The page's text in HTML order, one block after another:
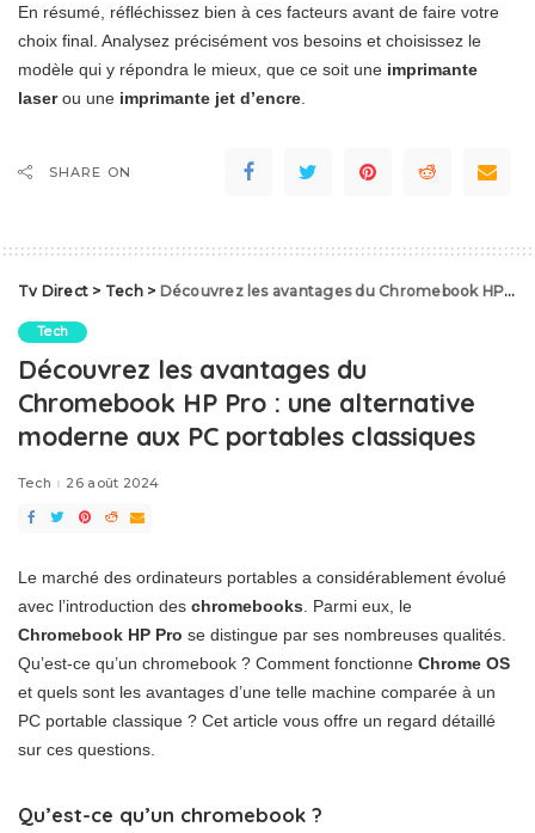
En résumé, réfléchissez bien à ces facteurs avant de faire votre
choix final. Analysez précisément vos besoins et choisissez le
modèle qui y répondra le mieux, que ce soit une imprimante
laserou une imprimante jet d’encre
SHARE ON
Tv Direct > Tech> Découvrez les avantages du Chromebook HP Pro : une alternative moderne aux PC portables classiques
Tech
Découvrez les avantages du
Chromebook HP Pro : une alternative
moderne aux PC portables classiques
Tech 26 août 2024
Le marché des ordinateurs portables a considérablement évolué
avec l’introduction des chromebooks . Parmi eux, le
Chromebook HP Pro se distingue par ses nombreuses qualités.
Qu’est-ce qu’un chromebook ? Comment fonctionne Chrome OS
et quels sont les avantages d’une telle machine comparée à un
PC portable classique ? Cet article vous offre un regard détaillé
sur ces questions.
Qu’est-ce qu’un chromebook ?